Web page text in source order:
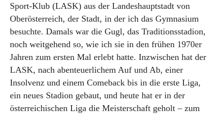
Sport-Klub (LASK) aus der Landeshauptstadt von
Oberösterreich, der Stadt, in der ich das Gymnasium
besuchte. Damals war die Gugl, das Traditionsstadion,
noch weitgehend so, wie ich sie in den frühen 1970er
Jahren zum ersten Mal erlebt hatte. Inzwischen hat der
LASK, nach abenteuerlichem Auf und Ab, einer
Insolvenz und einem Comeback bis in die erste Liga,
ein neues Stadion gebaut, und heute hat er in der
österreichischen Liga die Meisterschaft geholt – zum